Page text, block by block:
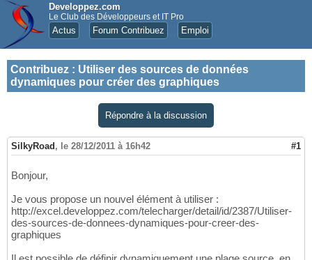
Developpez.com
Le Club des Développeurs et IT Pro
Actus Forum Contribuez Emploi
Contribuez : Utiliser des sources de données
dynamiques pour créer des graphiques
Répondre à la discussion
SilkyRoad , le 28/12/2011 à 16h42 #1
Bonjour,
Je vous propose un nouvel élément à utiliser :
http://excel.developpez.com/telecharger/detail/id/2387/Utiliser-
des-sources-de-donnees-dynamiques-pour-creer-des-
graphiques